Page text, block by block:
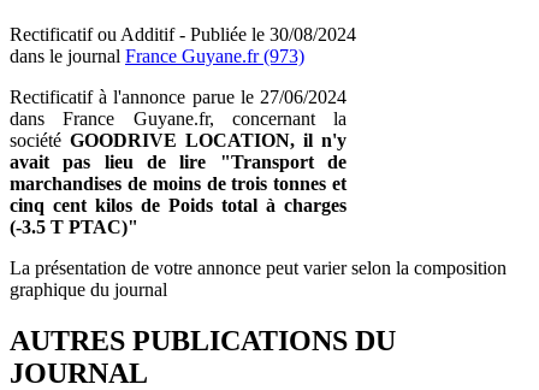
Rectificatif ou Additif - Publiée le 30/08/2024
dans le journal France Guyane.fr (973)
Rectificatif à l'annonce parue le 27/06/2024
dans France Guyane.fr, concernant la
société GOODRIVE LOCATION, il n'y
avait pas lieu de lire "Transport de
marchandises de moins de trois tonnes et
cinq cent kilos de Poids total à charges
(-3.5 T PTAC)"
La présentation de votre annonce peut varier selon la composition
graphique du journal
AUTRES PUBLICATIONS DU
JOURNAL